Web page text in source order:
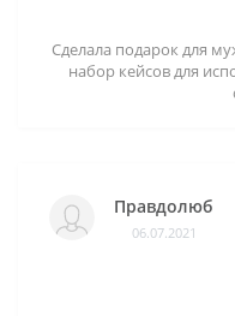
Сделала подарок для
набор кейсов для
Правдолюб
06.07.2021